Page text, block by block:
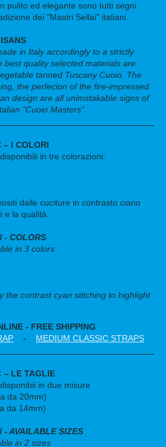
pulito ed elegante sono tutti segni
dei "Mastri Sellai" italiani.
in Italy accordingly to a strictly
best quality selected materials are
tanned Tuscany Cuoio. The
the perfecion of the fire-impressed
design are all unimstakable signs of
"Cuoio Masters".
– I COLORI
in tre colorazioni:
dalle cuciture in contrasto ciano
e la qualità.
- COLORS
in 3 colors
the contrast cyan stitching to highlight
- FREE SHIPPING
- MEDIUM CLASSIC STRAPS
– LE TAGLIE
in due misure
20mm)
14mm)
- AVAILABLE SIZES
in 2 sizes